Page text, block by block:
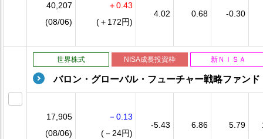
40,207
(08/06)
＋0.43
(＋172円)
4.02 0.68 -0.30
世界株式 NISA成長投資枠 新ＮＩＳＡ
バロン・グローバル・フューチャー戦略ファン
17,905
(08/06)
－0.13
(－24円)
-5.43 6.86 5.79